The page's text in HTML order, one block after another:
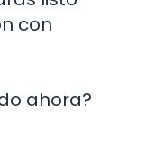
con
ahora?